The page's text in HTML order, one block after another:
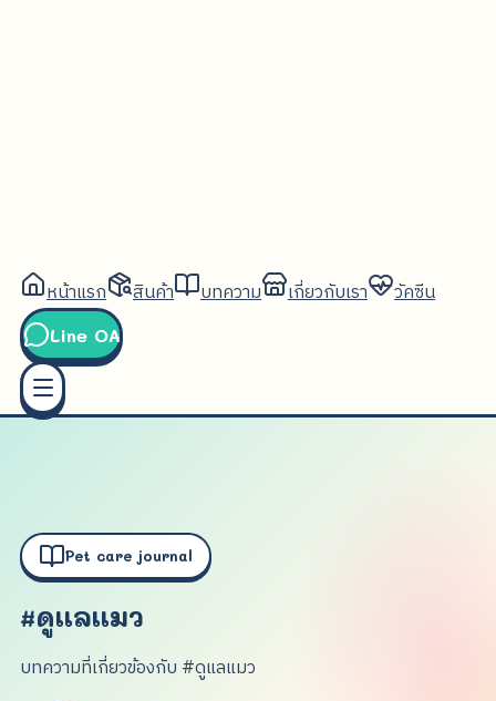
หน้าแรก สินค้า บทความ เกี่ยวกับเรา วัคซีน
Line OA
Pet care journal
#ดูแลแมว
บทความที่เกี่ยวข้องกับ #ดูแลแมว